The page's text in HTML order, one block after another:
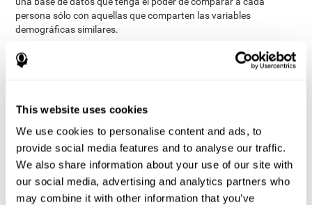
This website uses cookies
We use cookies to personalise content and ads, to
provide social media features and to analyse our traffic.
We also share information about your use of our site with
our social media, advertising and analytics partners who
may combine it with other information that you’ve
persona sólo con aquellas que comparten las variables
demográficas similares.
La base de datos de CogniFit contiene información recopilada de
más de 4.000.000 de usuarios que se caracterizan por diversas
cerebral de CogniFit pueden recurrir a ella para retroalimentarse y
sofisticada puntuación y clasificación de las habilidades permite
una sólida base para crear un entrenamiento cognitivo bien
diseñado, basado en la realidad y eficaz.
Resumen